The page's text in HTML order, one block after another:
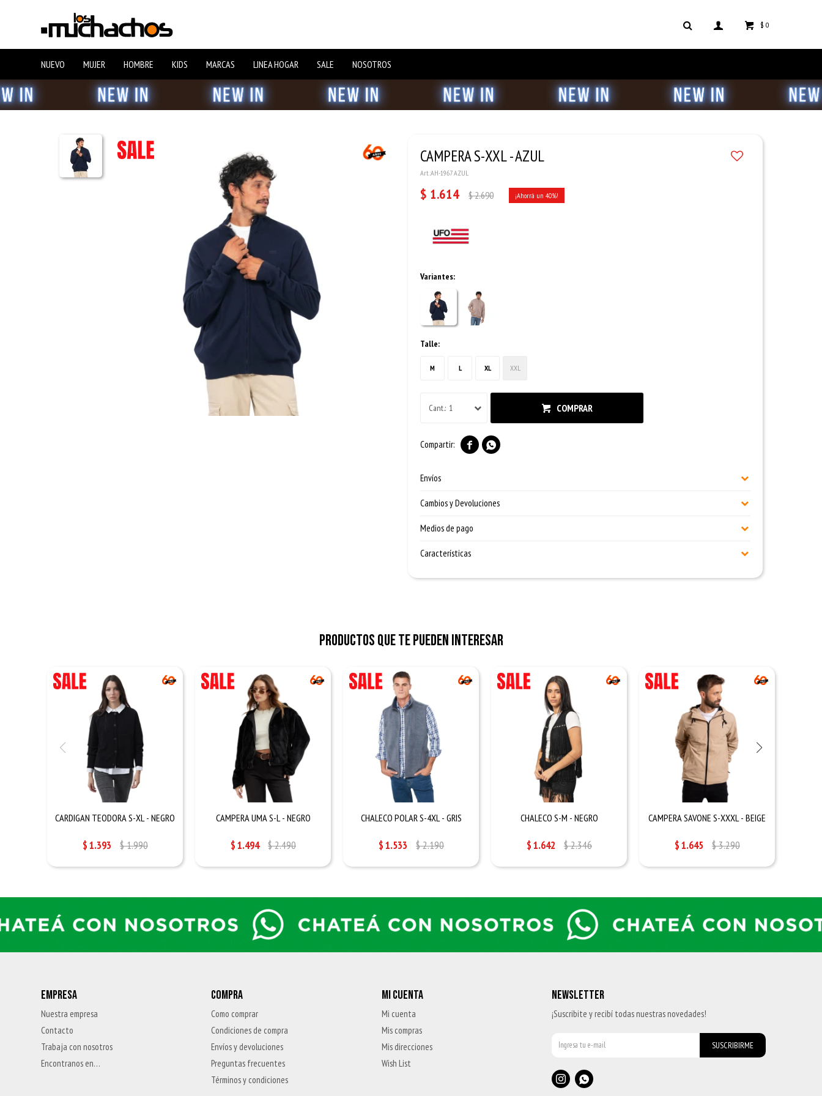
NUEVO MUJER HOMBRE KIDS MARCAS LINEA HOGAR SALE NOSOTROS
$ 0
CAMPERA S-XXL - AZUL
AH-1967 AZUL
$ 1.614 $2.690 40
Variantes:
Talle:
M L XL XXL
1 COMPRAR
 
Envíos
Cambios y Devoluciones
Medios de pago
Características
Productos que te pueden interesar
CARDIGAN TEODORA S-XL - NEGRO
$1.393 $1.990
CAMPERA UMA S-L - NEGRO
$1.494 $2.490
CHALECO POLAR S-4XL - GRIS
$1.533 $2.190
CHALECO S-M - NEGRO
$1.642 $2.346
CAMPERA SAVONE S-XXXL - BEIGE
$1.645 $3.290
EMPRESA
Nuestra empresa
Contacto
Trabaja con nosotros
Encontranos en…
COMPRA
Como comprar
Condiciones de compra
Envíos y devoluciones
Preguntas frecuentes
Términos y condiciones
MI CUENTA
Mi cuenta
Mis compras
Mis direcciones
Wish List
NEWSLETTER
¡Suscribite y recibí todas nuestras novedades!
SUSCRIBIRME
 